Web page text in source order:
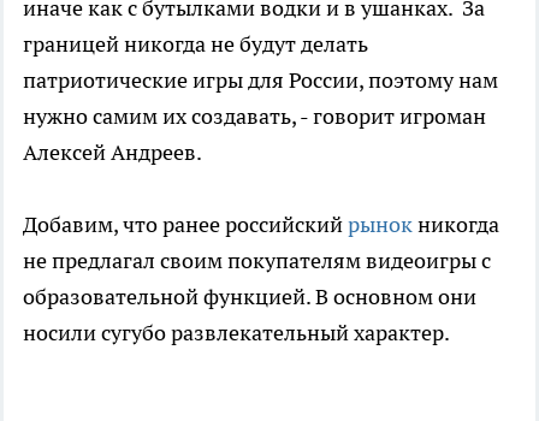
иначе как с бутылками водки и в ушанках. За
границей никогда не будут делать
патриотические игры для России, поэтому нам
нужно самим их создавать, - говорит игроман
Алексей Андреев.
Добавим, что ранее российскийрынокникогда
не предлагал своим покупателям видеоигры с
образовательной функцией. В основном они
носили сугубо развлекательный характер.